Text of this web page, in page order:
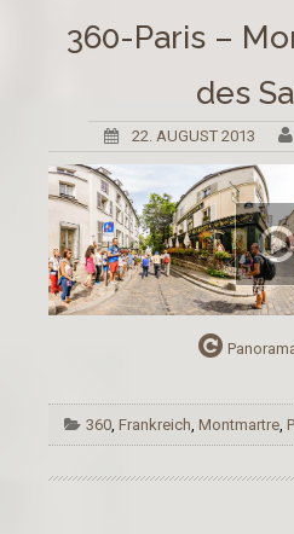
360-Paris –
des
22. AUGUST 2013
360,Frankreich,Montmartre,